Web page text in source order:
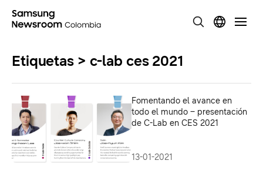
Etiquetas > c-lab ces 2021
Fomentando el avance en
todo el mundo – presentación
de C-Lab en CES 2021
13-01-2021